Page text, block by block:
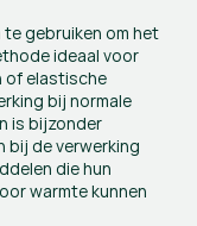
gebruiken om het
ideaal voor
of elastische
bij normale
is bijzonder
bij de verwerking
die hun
warmte kunnen